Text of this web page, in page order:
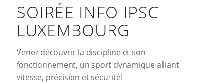
SOIRÉE INFO IPSC
LUXEMBOURG
Venez découvrir la discipline et son
fonctionnement, un sport dynamique alliant
vitesse, précision et sécurité!